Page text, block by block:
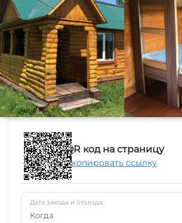
QR код на страницу
Скопировать ссылку
Дата заезда и отъезда
Когда